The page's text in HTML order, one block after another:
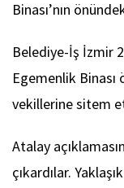
Binası’nın
Belediye-İş İzmir
Egemenlik Binası
vekillerine sitem
Atalay
çıkardılar.